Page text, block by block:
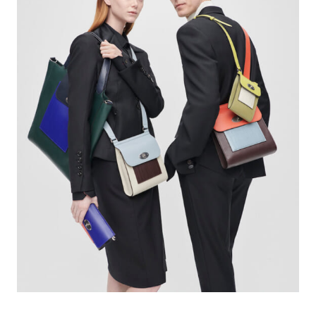
#Commune H #FOCUS IT #AH.H
#FASHION #MUSIC #MOVIE
#LIFESTYLE #SNEAKER #OUTDOOR
#SPORTS #HANDSOME HANDBOOK